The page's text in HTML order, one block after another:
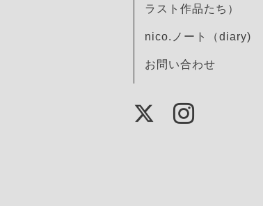
ラスト作品たち）
nico.ノート（diary)
お問い合わせ